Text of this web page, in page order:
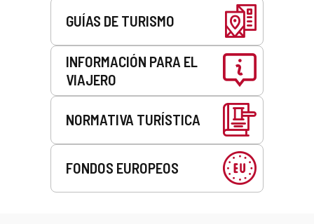
GUÍAS DE TURISMO
INFORMACIÓN PARA EL
VIAJERO
NORMATIVA TURÍSTICA
FONDOS EUROPEOS